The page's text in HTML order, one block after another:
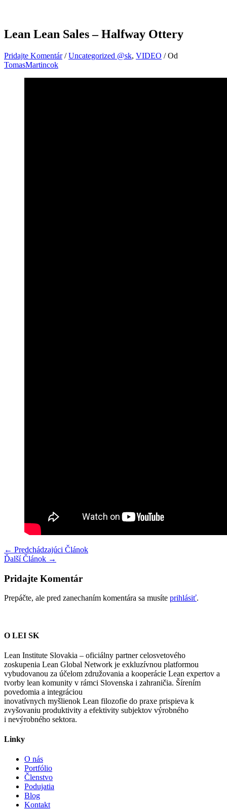
Lean Lean Sales – Halfway Ottery
Pridajte Komentár /Uncategorized @sk, VIDEO / Od
TomasMartincok
← Predchádzajúci Článok
Ďalší Článok →
Pridajte Komentár
Prepáčte, ale pred zanechaním komentára sa musíte prihlásiť.
O LEI SK
Lean Institute Slovakia – oficiálny partner celosvetového
zoskupenia Lean Global Network je exkluzívnou platformou
vybudovanou za účelom združovania a kooperácie Lean expertov a
tvorby lean komunity v rámci Slovenska i zahraničia. Šírením
povedomia a integráciou
inovatívnych myšlienok Lean filozofie do praxe prispieva k
zvyšovaniu produktivity a efektivity subjektov výrobného
i nevýrobného sektora.
Linky
O nás
Portfólio
Členstvo
Podujatia
Blog
Kontakt